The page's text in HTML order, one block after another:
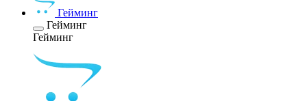
Гейминг
Гейминг
Гейминг